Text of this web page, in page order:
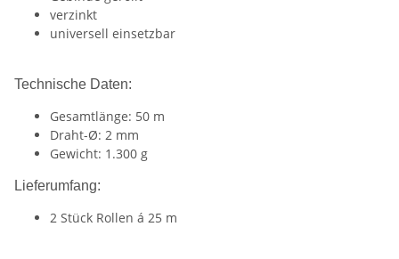
verzinkt
universell einsetzbar
Technische Daten:
Gesamtlänge: 50 m
Draht-Ø: 2 mm
Gewicht: 1.300 g
Lieferumfang:
2 Stück Rollen á 25 m